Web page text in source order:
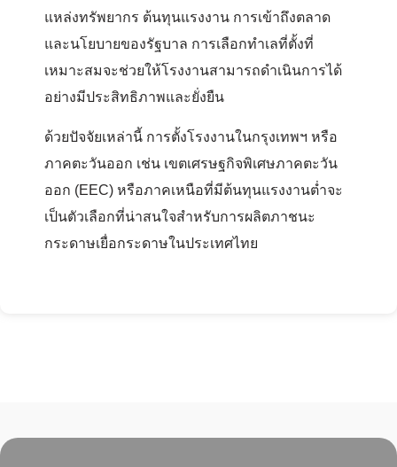
แหล่งทรัพยากร ต้นทุนแรงงาน การเข้าถึงตลาด
และนโยบายของรัฐบาล การเลือกทำเลที่ตั้งที่
เหมาะสมจะช่วยให้โรงงานสามารถดำเนินการได้
อย่างมีประสิทธิภาพและยั่งยืน
ด้วยปัจจัยเหล่านี้ การตั้งโรงงานในกรุงเทพฯ หรือ
ภาคตะวันออก เช่น เขตเศรษฐกิจพิเศษภาคตะวัน
ออก (EEC) หรือภาคเหนือที่มีต้นทุนแรงงานต่ำจะ
เป็นตัวเลือกที่น่าสนใจสำหรับการผลิตภาชนะ
กระดาษเยื่อกระดาษในประเทศไทย